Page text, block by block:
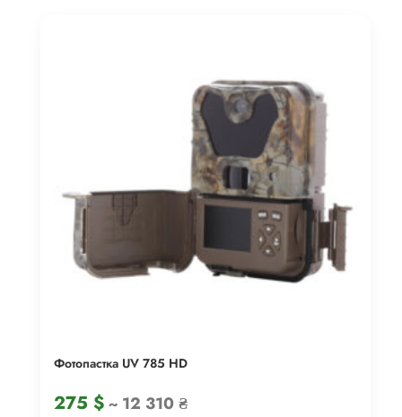
Фотопастка UV 785 HD
275 $~ 12 310 ₴